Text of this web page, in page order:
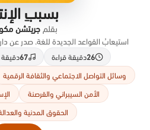
بسببِ
بقلم جريتشن
استيعابُ القواعد الجديدة للغة. صدر عن دار
26دقيقة قراءة 67
وسائل التواصل الاجتماعي والثقافة الرقمية
الأمن السيبراني والقرصنة
الحقوق المدنية